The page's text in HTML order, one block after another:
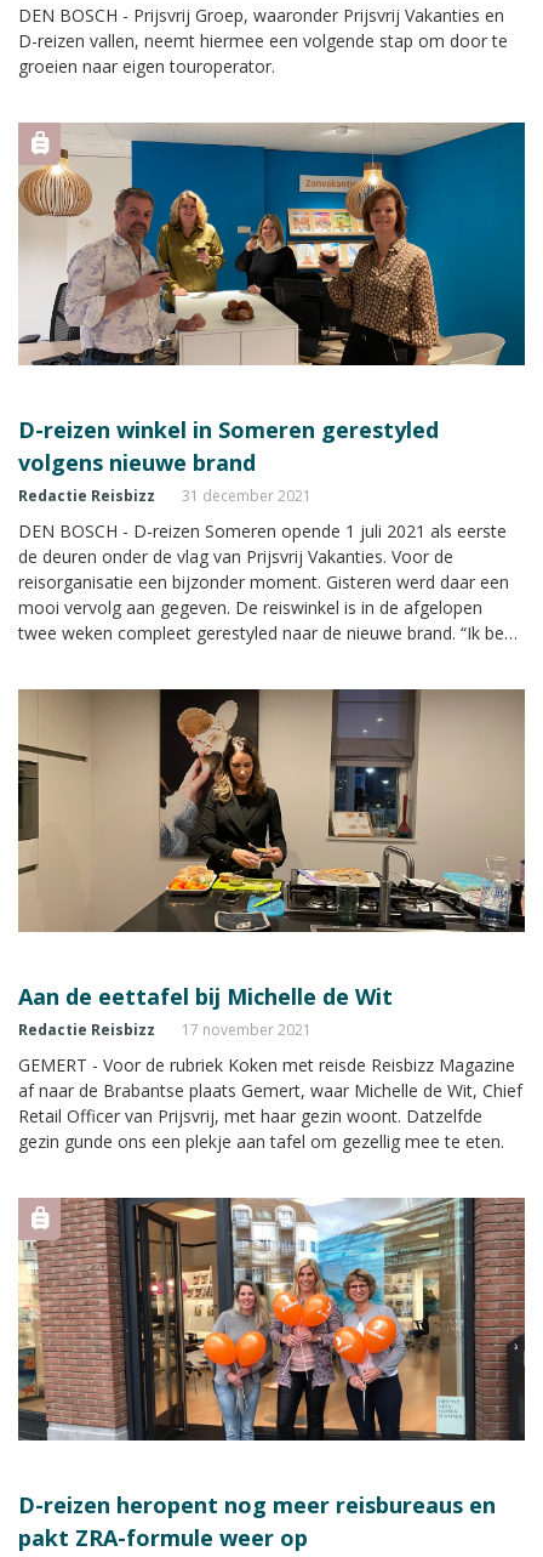
DEN BOSCH - Prijsvrij Groep, waaronder Prijsvrij Vakanties en
D-reizen vallen, neemt hiermee een volgende stap om door te
groeien naar eigen touroperator.
D-reizen winkel in Someren gerestyled
volgens nieuwe brand
Redactie Reisbizz 31 december 2021
DEN BOSCH - D-reizen Someren opende 1 juli 2021 als eerste
de deuren onder de vlag van Prijsvrij Vakanties. Voor de
reisorganisatie een bijzonder moment. Gisteren werd daar een
mooi vervolg aan gegeven. De reiswinkel is in de afgelopen
twee weken compleet gerestyled naar de nieuwe brand. “Ik ben
Reinders-Geers.
Aan de eettafel bij Michelle de Wit
Redactie Reisbizz 17 november 2021
GEMERT - Voor de rubriek Koken met reisde Reisbizz Magazine
af naar de Brabantse plaats Gemert, waar Michelle de Wit, Chief
Retail Officer van Prijsvrij, met haar gezin woont. Datzelfde
gezin gunde ons een plekje aan tafel om gezellig mee te eten.
D-reizen heropent nog meer reisbureaus en
pakt ZRA-formule weer op